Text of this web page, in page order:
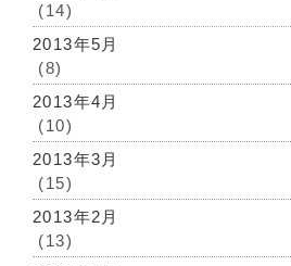
(14)
2013年5月
(8)
2013年4月
(10)
2013年3月
(15)
2013年2月
(13)